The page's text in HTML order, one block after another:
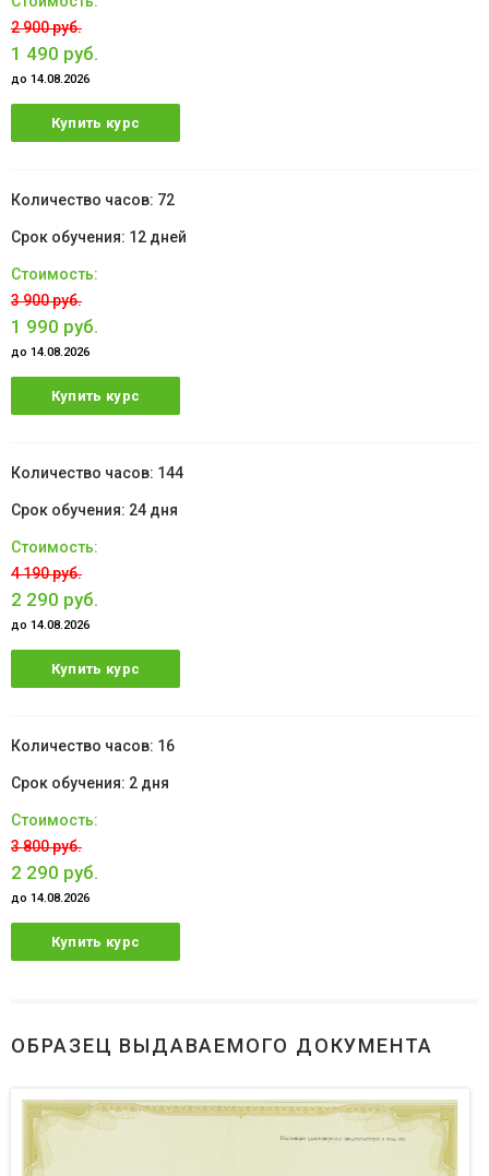
2 900 руб.
1 490 руб.
до 14.08.2026
Купить курс
72
12 дней
3 900 руб.
1 990 руб.
до 14.08.2026
Купить курс
144
24 дня
4 190 руб.
2 290 руб.
до 14.08.2026
Купить курс
16
2 дня
3 800 руб.
2 290 руб.
до 14.08.2026
Купить курс
ОБРАЗЕЦ ВЫДАВАЕМОГО ДОКУМЕНТА